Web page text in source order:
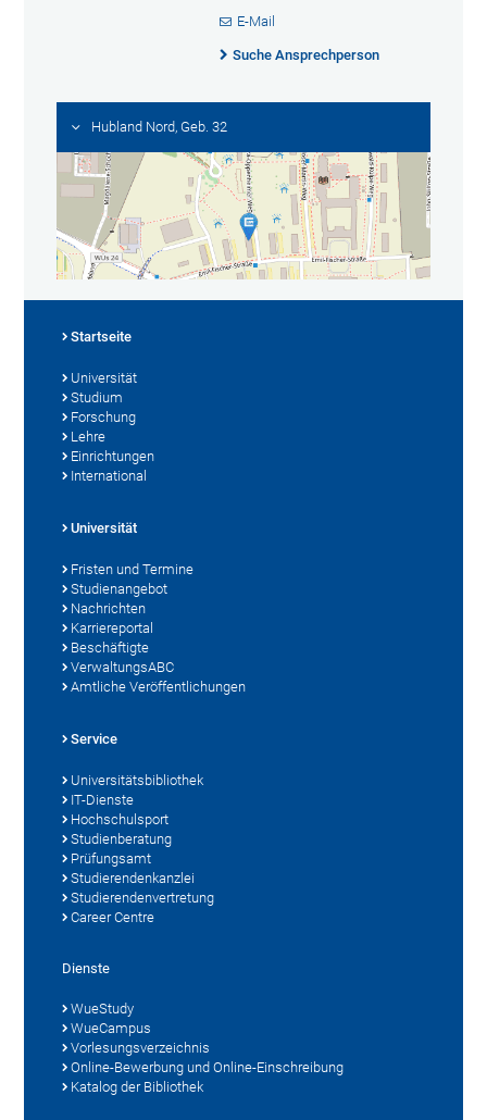
E-Mail
Suche Ansprechperson
Hubland Nord, Geb. 32
Startseite
Universität
Studium
Forschung
Lehre
Einrichtungen
International
Universität
Fristen und Termine
Studienangebot
Nachrichten
Karriereportal
Beschäftigte
VerwaltungsABC
Amtliche Veröffentlichungen
Service
Universitätsbibliothek
IT-Dienste
Hochschulsport
Studienberatung
Prüfungsamt
Studierendenkanzlei
Studierendenvertretung
Career Centre
Dienste
WueStudy
WueCampus
Vorlesungsverzeichnis
Online-Bewerbung und Online-Einschreibung
Katalog der Bibliothek